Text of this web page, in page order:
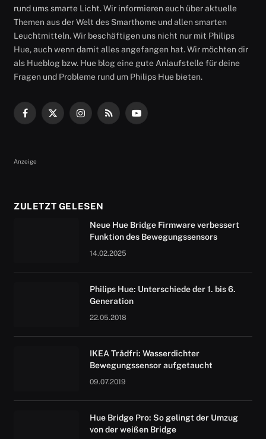
rund ums smarte Licht. Wir informieren euch über aktuelle
Themen aus der Welt des Smarthome und allen smarten
Leuchtmitteln. Wir beschäftigen uns nicht nur mit Philips
Hue, auch wenn damit alles angefangen hat. Wir möchten dir
als Hueblog bzw. Hue blog eine gute Anlaufstelle für deine
Fragen und Probleme rund um Philips Hue bieten.
Facebook
X
Instagram
RSS YouTube
Anzeige
ZULETZT GELESEN
Neue Hue Bridge Firmware verbessert
Funktion des Bewegungssensors
14.02.2025
Philips Hue: Unterschiede der 1. bis 6.
Generation
22.05.2018
IKEA Trådfri: Wasserdichter
Bewegungssensor aufgetaucht
09.07.2019
Hue Bridge Pro: So gelingt der Umzug
von der weißen Bridge